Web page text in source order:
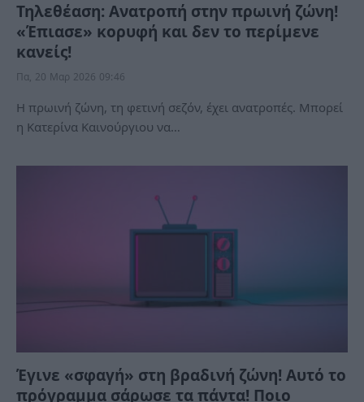
Τηλεθέαση: Ανατροπή στην πρωινή ζώνη!
«Έπιασε» κορυφή και δεν το περίμενε
κανείς!
Πα, 20 Μαρ 2026 09:46
Η πρωινή ζώνη, τη φετινή σεζόν, έχει ανατροπές. Μπορεί
η Κατερίνα Καινούργιου να…
Έγινε «σφαγή» στη βραδινή ζώνη! Αυτό το
πρόγραμμα σάρωσε τα πάντα! Ποιο